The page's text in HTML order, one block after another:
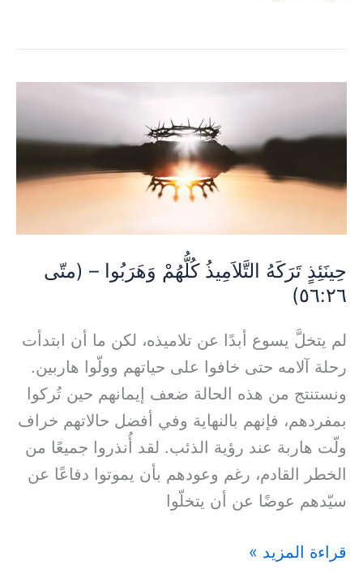
حِينَئِذٍ تَرَكَهُ التَّلاَمِيذُ كُلُّهُمْ وَهَرَبُوا – (متّى
٥٦:٢٦)
لم يتخلَّ يسوع أبدًا عن تلاميذه، لكن ما أن ابتدأت
رحلة آلامه حتى خافوا على حياتهم وولّوا هاربين.
ونستنتج من هذه الحالة ضعف إيمانهم حين تُركوا
بمفردهم، فإنهم بالنهاية وفي أفضل حالاتهم خراف
ولّت هاربة عند رؤية الذئب. لقد أُنذروا جميعًا من
الخطر القادم، رغم وعودهم بأن يموتوا دفاعًا عن
سيّدهم عوضًا عن أن يتخلّوا
٥٦:٢٦)
قراءة المزيد »